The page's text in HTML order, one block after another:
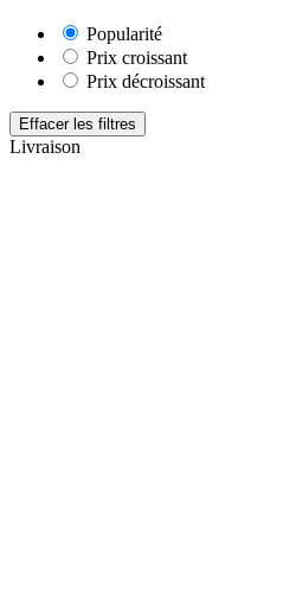
Popularité
Prix croissant
Prix décroissant
Effacer les filtres
Livraison